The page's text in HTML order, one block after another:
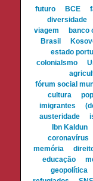
futuro BCE
diversidade
viagem
banco
Brasil
estado
colonialsmo
fórum social
cultura
imigrantes
austeridade
Ibn Kaldun
coronavírus
memória
educação
geopolítica